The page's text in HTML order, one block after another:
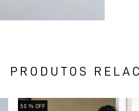
PRODUTOS
50 % OFF